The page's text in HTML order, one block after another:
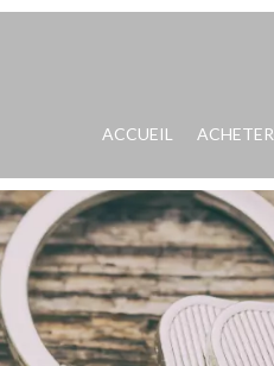
ACCUEIL ACHETER